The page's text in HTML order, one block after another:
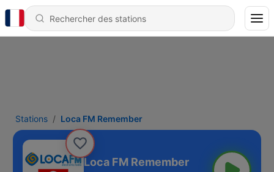
Stations Loca FM Remember
Loca FM Remember